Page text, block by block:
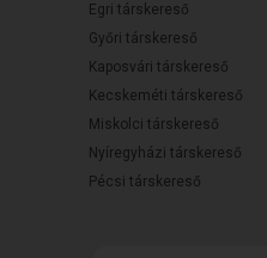
Egri társkereső
Győri társkereső
Kaposvári társkereső
Kecskeméti társkereső
Miskolci társkereső
Nyíregyházi társkereső
Pécsi társkereső